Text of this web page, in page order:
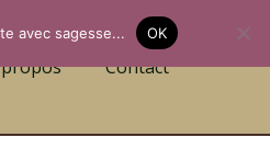
Contact
avec sagesse... OK